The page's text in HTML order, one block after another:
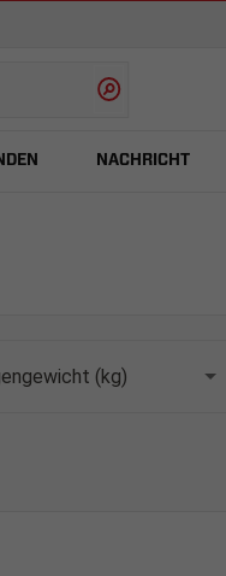
NACHRICHT
(kg)